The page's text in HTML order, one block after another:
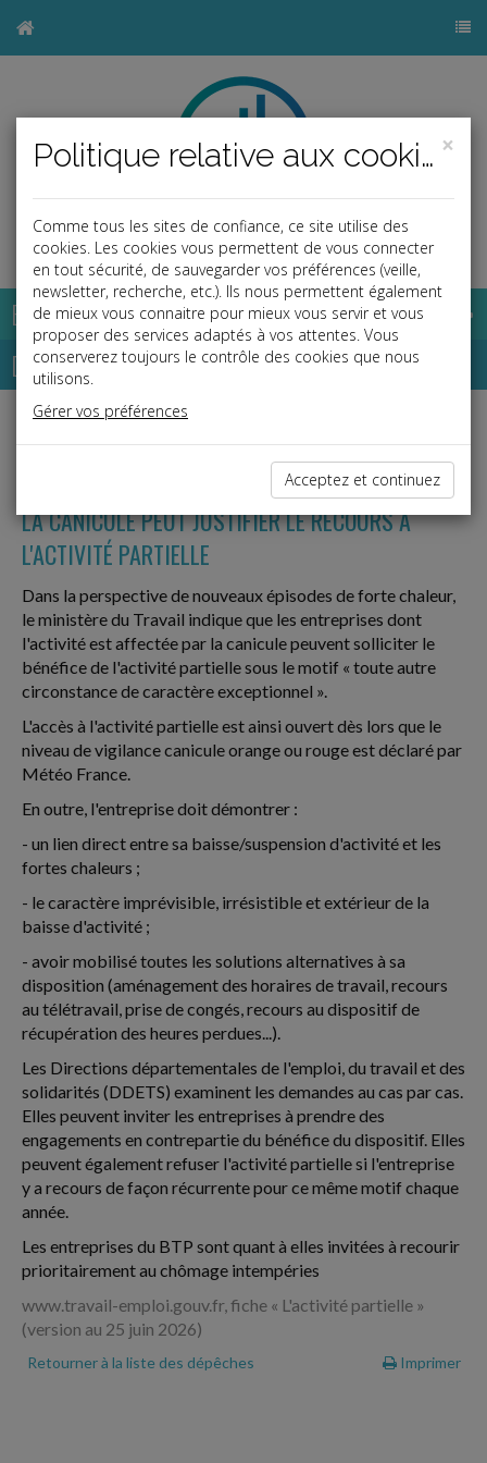
Base documentaire
Dépêches
LA CANICULE PEUT JUSTIFIER LE RECOURS À
L'ACTIVITÉ PARTIELLE
Dans la perspective de nouveaux épisodes de forte chaleur,
le ministère du Travail indique que les entreprises dont
l'activité est affectée par la canicule peuvent solliciter le
bénéfice de l'activité partielle sous le motif « toute autre
circonstance de caractère exceptionnel ».
L'accès à l'activité partielle est ainsi ouvert dès lors que le
niveau de vigilance canicule orange ou rouge est déclaré par
Météo France.
En outre, l'entreprise doit démontrer :
- un lien direct entre sa baisse/suspension d'activité et les
fortes chaleurs ;
- le caractère imprévisible, irrésistible et extérieur de la
baisse d'activité ;
- avoir mobilisé toutes les solutions alternatives à sa
disposition (aménagement des horaires de travail, recours
au télétravail, prise de congés, recours au dispositif de
récupération des heures perdues...).
Les Directions départementales de l'emploi, du travail et des
solidarités (DDETS) examinent les demandes au cas par cas.
Elles peuvent inviter les entreprises à prendre des
engagements en contrepartie du bénéfice du dispositif. Elles
peuvent également refuser l'activité partielle si l'entreprise
y a recours de façon récurrente pour ce même motif chaque
année.
Les entreprises du BTP sont quant à elles invitées à recourir
prioritairement au chômage intempéries
www.travail-emploi.gouv.fr, fiche « L'activité partielle »
(version au 25 juin 2026)
Retourner à la liste des dépêches Imprimer
×
Politique relative aux cookies
Comme tous les sites de confiance, ce site utilise des
cookies. Les cookies vous permettent de vous connecter
en tout sécurité, de sauvegarder vos préférences (veille,
newsletter, recherche, etc.). Ils nous permettent également
de mieux vous connaitre pour mieux vous servir et vous
proposer des services adaptés à vos attentes. Vous
conserverez toujours le contrôle des cookies que nous
utilisons.
Gérer vos préférences
Acceptez et continuez